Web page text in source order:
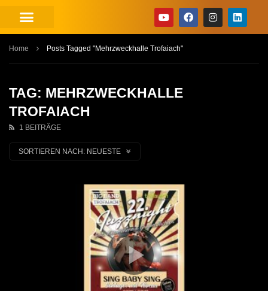
Home Posts Tagged "Mehrzweckhalle Trofaiach"
TAG: MEHRZWECKHALLE
TROFAIACH
1 BEITRÄGE
SORTIEREN NACH: NEUESTE